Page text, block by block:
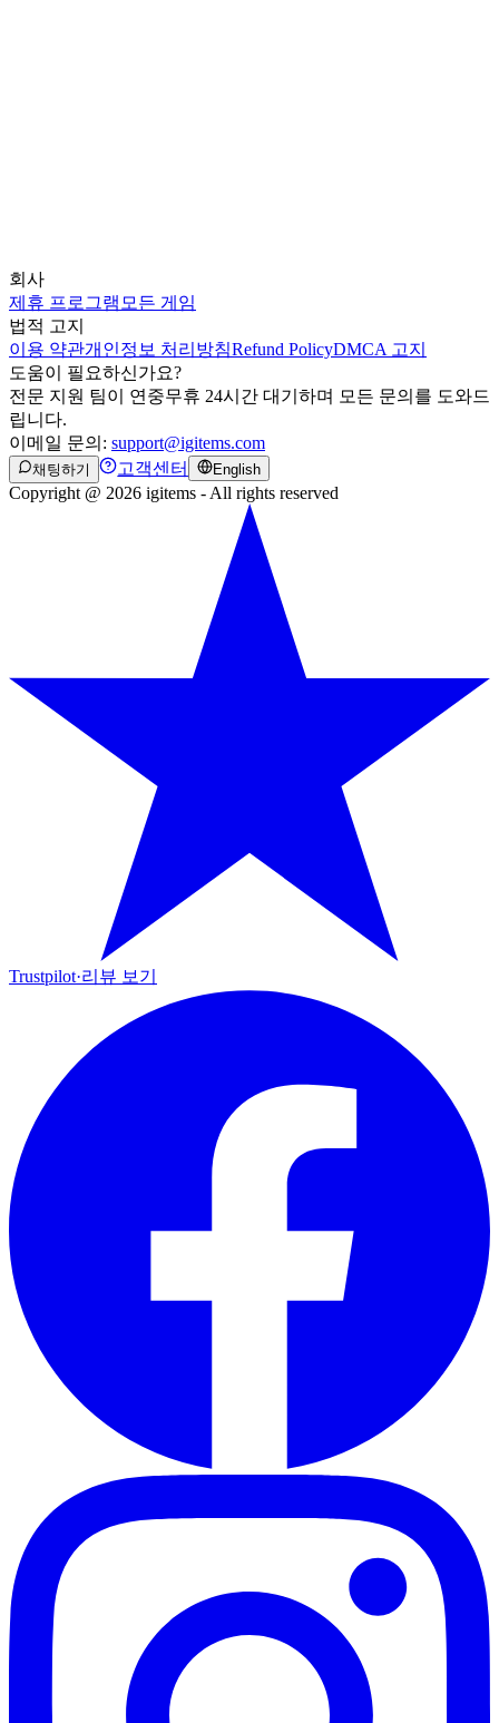
회사
제휴 프로그램 모든 게임
법적 고지
이용 약관개인정보 처리방침Refund PolicyDMCA 고지
도움이 필요하신가요?
전문 지원 팀이 연중무휴 24시간 대기하며 모든 문의를 도와드
립니다.
이메일 문의: support@igitems.com
채팅하기 고객센터 English
Copyright @ 2026 igitems - All rights reserved
Trustpilot·리뷰 보기